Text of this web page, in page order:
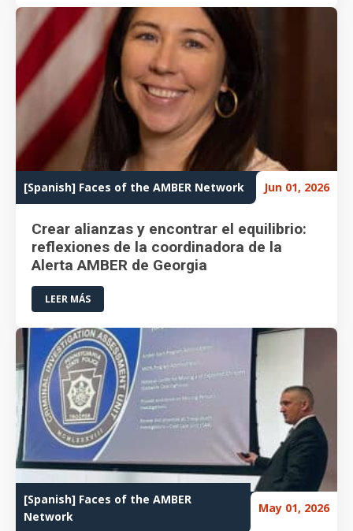
[Spanish] Faces of the AMBER Network Jun 01, 2026
Crear alianzas y encontrar el equilibrio:
reflexiones de la coordinadora de la
Alerta AMBER de Georgia
LEER MÁS
[Spanish] Faces of the AMBER
Network
May 01, 2026